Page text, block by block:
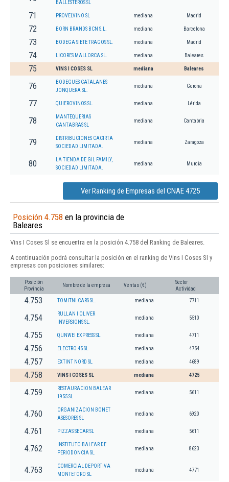
BALLESTEROS SL
71 PROVELVINO SL mediana Madrid
72 BORN BRANDS BCN S.L. mediana Barcelona
73 BODEGA SIETE TRAGOS SL. mediana Madrid
74 LICORES MALLORCA SL. mediana Baleares
75 VINS I COSES SL mediana Baleares
76
BODEGUES CATALANES
JONQUERA SL.
mediana Gerona
77 QUIEROVINOS SL. mediana Lérida
78
MANTEQUERIAS
CANTABRAS SL
mediana Cantabria
79
DISTRIBUCIONES CACIRTA
SOCIEDAD LIMITADA.
mediana Zaragoza
80
LA TIENDA DE GIL FAMILY,
SOCIEDAD LIMITADA.
mediana Murcia
Ver Ranking de Empresas del CNAE 4725
Posición 4.758 en la provincia de
Baleares
Vins I Coses Sl se encuentra en la posición 4.758 del Ranking de Baleares.
A continuación podrá consultar la posición en el ranking de Vins I Coses Sl y
empresas con posiciones similares:
Posición
Provincia
Nombre de la empresa Ventas (€)
Sector
Actividad
4.753 TOMITNI CARS SL. mediana 7711
4.754
RULLAN I OLIVER
INVERSIONS SL.
mediana 5510
4.755 QUNWEI EXPRESS SL. mediana 4711
4.756 ELECTRO 45 SL mediana 4754
4.757 EXTINT NORD SL mediana 4689
4.758 VINS I COSES SL mediana 4725
4.759
RESTAURACION BALEAR
1955 SL
mediana 5611
4.760
ORGANIZACION BONET
ASESORES SL
mediana 6920
4.761 PIZZAS SECAR SL mediana 5611
4.762
INSTITUTO BALEAR DE
PERIODONCIA SL
mediana 8623
4.763
COMERCIAL DEPORTIVA
MONTETORO SL
mediana 4771